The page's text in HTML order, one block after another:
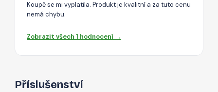
Koupě se mi vyplatila. Produkt je kvalitní a za tuto cenu
nemá chybu.
Zobrazit všech 1 hodnocení →
Příslušenství